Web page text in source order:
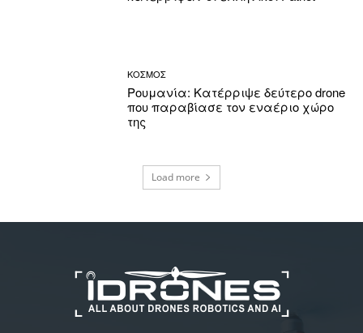
ΚΟΣΜΟΣ
Ρουμανία: Κατέρριψε δεύτερο drone
που παραβίασε τον εναέριο χώρο
της
Load more